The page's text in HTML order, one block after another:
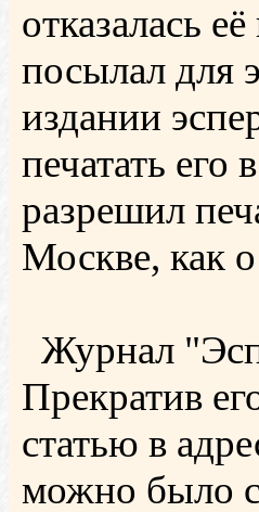
отказалась
посылал для
издании
печатать его
разрешил
Москве, как
Журнал
Прекратив
статью в
можно было